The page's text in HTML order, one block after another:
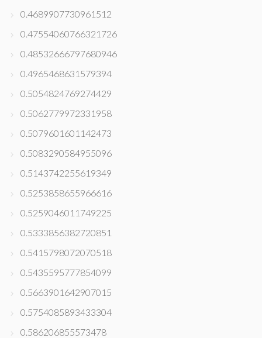
0.4689907730961512
0.47554060766321726
0.48532666797680946
0.4965468631579394
0.5054824769274429
0.5062779972331958
0.5079601601142473
0.5083290584955096
0.5143742255619349
0.5253858655966616
0.5259046011749225
0.5333856382720851
0.5415798072070518
0.5435595777854099
0.5663901642907015
0.5754085893433304
0.586206855573478